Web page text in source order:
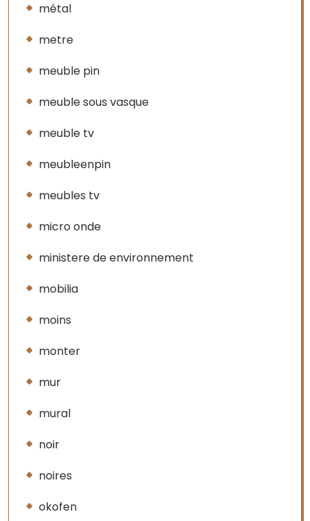
métal
metre
meuble pin
meuble sous vasque
meuble tv
meubleenpin
meubles tv
micro onde
ministere de environnement
mobilia
moins
monter
mur
mural
noir
noires
okofen